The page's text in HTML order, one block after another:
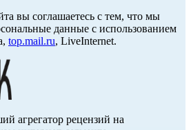
вы соглашаетесь с тем, что мы
данные с использованием
top.mail.ru, LiveInternet.
агрегатор рецензий на